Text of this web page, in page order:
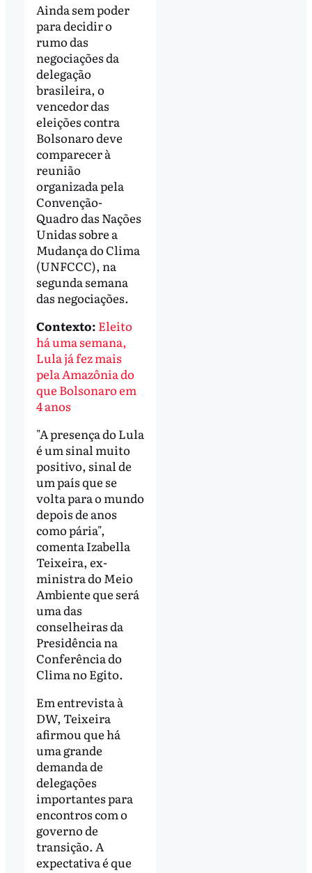
Ainda sem poder
para decidir o
rumo das
negociações da
delegação
brasileira, o
vencedor das
eleições contra
Bolsonaro deve
comparecer à
reunião
organizada pela
Convenção-
Quadro das Nações
Unidas sobre a
Mudança do Clima
(UNFCCC), na
segunda semana
das negociações.
Contexto: Eleito
há uma semana,
Lula já fez mais
pela Amazônia do
que Bolsonaro em
4 anos
"A presença do Lula
é um sinal muito
positivo, sinal de
um país que se
volta para o mundo
depois de anos
como pária",
comenta Izabella
Teixeira, ex-
ministra do Meio
Ambiente que será
uma das
conselheiras da
Presidência na
Conferência do
Clima no Egito.
Em entrevista à
DW, Teixeira
afirmou que há
uma grande
demanda de
delegações
importantes para
encontros com o
governo de
transição. A
expectativa é que